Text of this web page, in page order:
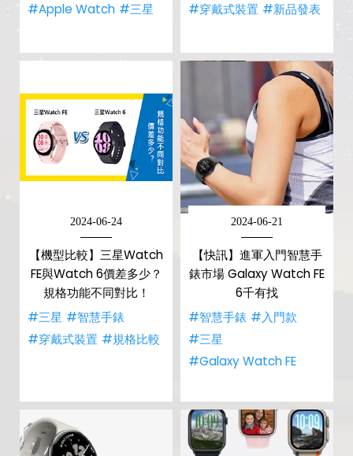
#Apple Watch #三星
#穿戴式裝置 #新品發表
2024-06-24
【機型比較】三星Watch
FE與Watch 6價差多少？
規格功能不同對比！
#三星 #智慧手錶
#穿戴式裝置 #規格比較
2024-06-21
【快訊】進軍入門智慧手
錶市場 Galaxy Watch FE
6千有找
#智慧手錶 #入門款
#三星
#Galaxy Watch FE